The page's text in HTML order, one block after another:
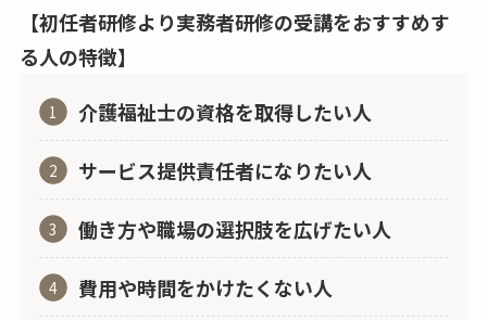
【初任者研修より実務者研修の受講をおすすめす
る人の特徴】
介護福祉士の資格を取得したい人
サービス提供責任者になりたい人
働き方や職場の選択肢を広げたい人
費用や時間をかけたくない人